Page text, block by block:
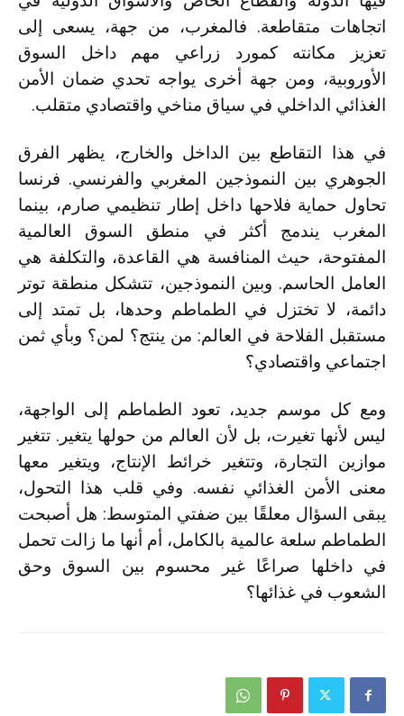
اتجاهات متقاطعة. فالمغرب، من جهة، يسعى إلى
تعزيز مكانته كمورد زراعي مهم داخل السوق
الأوروبية، ومن جهة أخرى يواجه تحدي ضمان الأمن
الغذائي الداخلي في سياق مناخي واقتصادي متقلب.
في هذا التقاطع بين الداخل والخارج، يظهر الفرق
الجوهري بين النموذجين المغربي والفرنسي. فرنسا
تحاول حماية فلاحها داخل إطار تنظيمي صارم، بينما
المغرب يندمج أكثر في منطق السوق العالمية
المفتوحة، حيث المنافسة هي القاعدة، والتكلفة هي
العامل الحاسم. وبين النموذجين، تتشكل منطقة توتر
دائمة، لا تختزل في الطماطم وحدها، بل تمتد إلى
مستقبل الفلاحة في العالم: من ينتج؟ لمن؟ وبأي ثمن
اجتماعي واقتصادي؟
ومع كل موسم جديد، تعود الطماطم إلى الواجهة،
ليس لأنها تغيرت، بل لأن العالم من حولها يتغير. تتغير
موازين التجارة، وتتغير خرائط الإنتاج، ويتغير معها
معنى الأمن الغذائي نفسه. وفي قلب هذا التحول،
يبقى السؤال معلقًا بين ضفتي المتوسط: هل أصبحت
الطماطم سلعة عالمية بالكامل، أم أنها ما زالت تحمل
في داخلها صراعًا غير محسوم بين السوق وحق
الشعوب في غذائها؟